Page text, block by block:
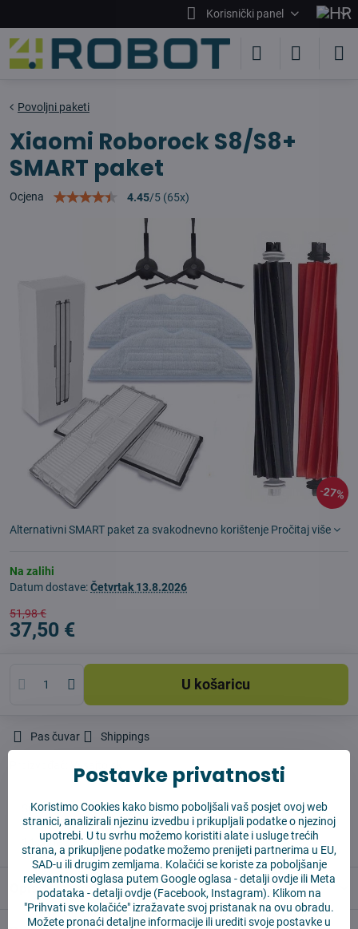
Korisnički panel
27%
Povoljni paketi
Xiaomi Roborock S8/S8+
SMART paket
Ocjena 4.45/5 (65x)
Alternativni SMART paket za svakodnevno korištenje Pročitaj više
Na zalihi
Datum dostave:Četvrtak 13.8.2026
51,98 €
37,50 €
U košaricu
Pas čuvar Shippings
✅ Spremno za slanje odmah
✅ BESPLATNA dostava iznad 55 EUR
✅ 14 dana za povrat robe
Opis
Postavke privatnosti
Koristimo Cookies kako bismo poboljšali vaš posjet ovoj web
stranici, analizirali njezinu izvedbu i prikupljali podatke o njezinoj
upotrebi. U tu svrhu možemo koristiti alate i usluge trećih
strana, a prikupljene podatke možemo prenijeti partnerima u EU,
SAD-u ili drugim zemljama. Kolačići se koriste za poboljšanje
relevantnosti oglasa putem Google oglasa -detalji ovdjeili Meta
podataka -detalji ovdje (Facebook, Instagram). Klikom na
"Prihvati sve kolačiće" izražavate svoj pristanak na ovu obradu.
Možete pronaći detaljne informacije ili urediti svoje postavke u